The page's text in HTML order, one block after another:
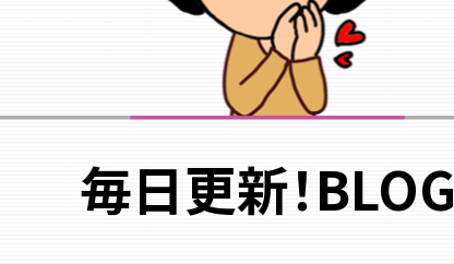
毎日更新！BLOG